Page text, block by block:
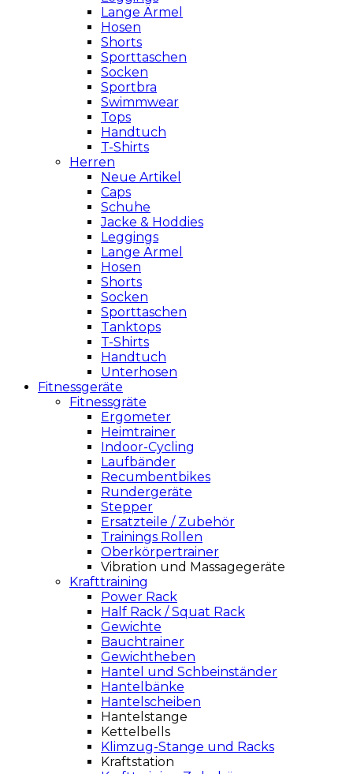
Lange Ärmel
Hosen
Shorts
Sporttaschen
Socken
Sportbra
Swimmwear
Tops
Handtuch
T-Shirts
Herren
Neue Artikel
Caps
Schuhe
Jacke & Hoddies
Leggings
Lange Ärmel
Hosen
Shorts
Socken
Sporttaschen
Tanktops
T-Shirts
Handtuch
Unterhosen
Fitnessgeräte
Fitnessgräte
Ergometer
Heimtrainer
Indoor-Cycling
Laufbänder
Recumbentbikes
Rundergeräte
Stepper
Ersatzteile / Zubehör
Trainings Rollen
Oberkörpertrainer
Vibration und Massagegeräte
Krafttraining
Power Rack
Half Rack / Squat Rack
Gewichte
Bauchtrainer
Gewichtheben
Hantel und Schbeinständer
Hantelbänke
Hantelscheiben
Hantelstange
Kettelbells
Klimzug-Stange und Racks
Kraftstation